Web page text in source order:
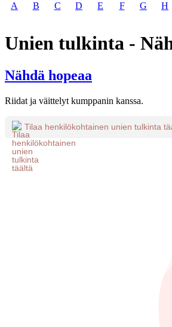
A B C D E F G H
Unien tulkinta -
Nähdä hopeaa
Riidat ja väittelyt kumppanin kanssa.
Tilaa henkilökohtainen unien tulkinta